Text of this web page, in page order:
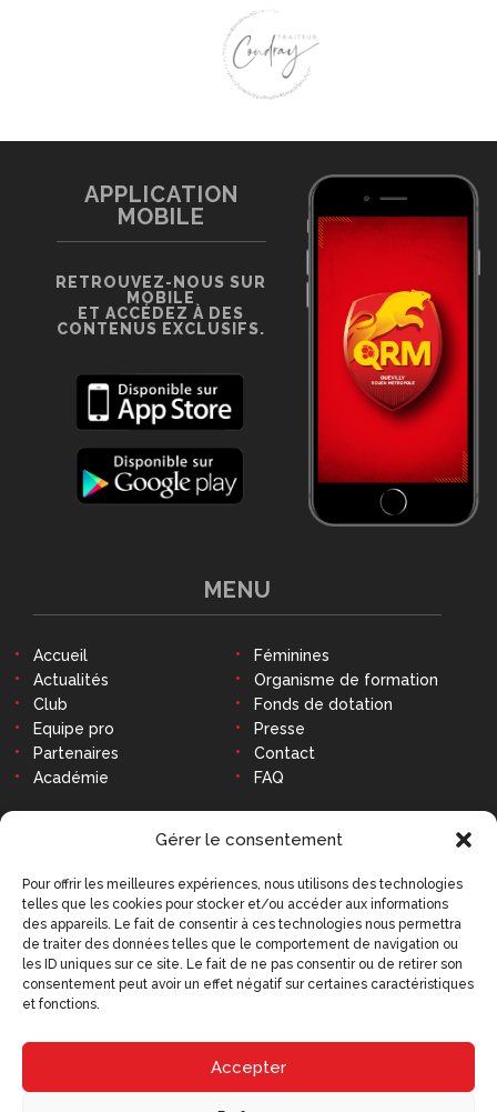
Gérer le consentement
Pour offrir les meilleures expériences, nous utilisons des technologies
telles que les cookies pour stocker et/ou accéder aux informations
des appareils. Le fait de consentir à ces technologies nous permettra
de traiter des données telles que le comportement de navigation ou
les ID uniques sur ce site. Le fait de ne pas consentir ou de retirer son
consentement peut avoir un effet négatif sur certaines caractéristiques
et fonctions.
Accepter
CONTACT
Stade Robert-Diochon
48 Avenue des Canadiens
76140 Le Petit-Quevilly
Tél : 02 79 02 77 20
9h - 12h30 et 14h - 18h
MENU
Accueil
Actualités
Club
Equipe pro
Partenaires
Académie
Féminines
Organisme de formation
Fonds de dotation
Presse
Contact
FAQ
APPLICATION
MOBILE
RETROUVEZ-NOUS SUR
MOBILE
ET ACCÉDEZ À DES
CONTENUS EXCLUSIFS.